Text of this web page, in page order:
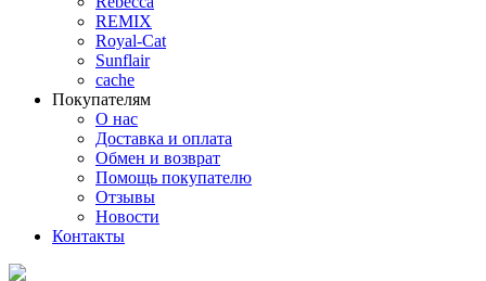
REMIX
Royal-Cat
Sunflair
cache
Покупателям
О нас
Доставка и оплата
Обмен и возврат
Помощь покупателю
Отзывы
Новости
Контакты